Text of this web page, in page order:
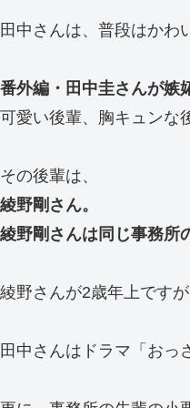
田中さんは、普段はかわ
番外編・田中圭さんが嫉
可愛い後輩、胸キュンな
その後輩は、
綾野剛さん。
綾野剛さんは同じ事務所
綾野さんが2歳年上です
田中さんはドラマ「おっ